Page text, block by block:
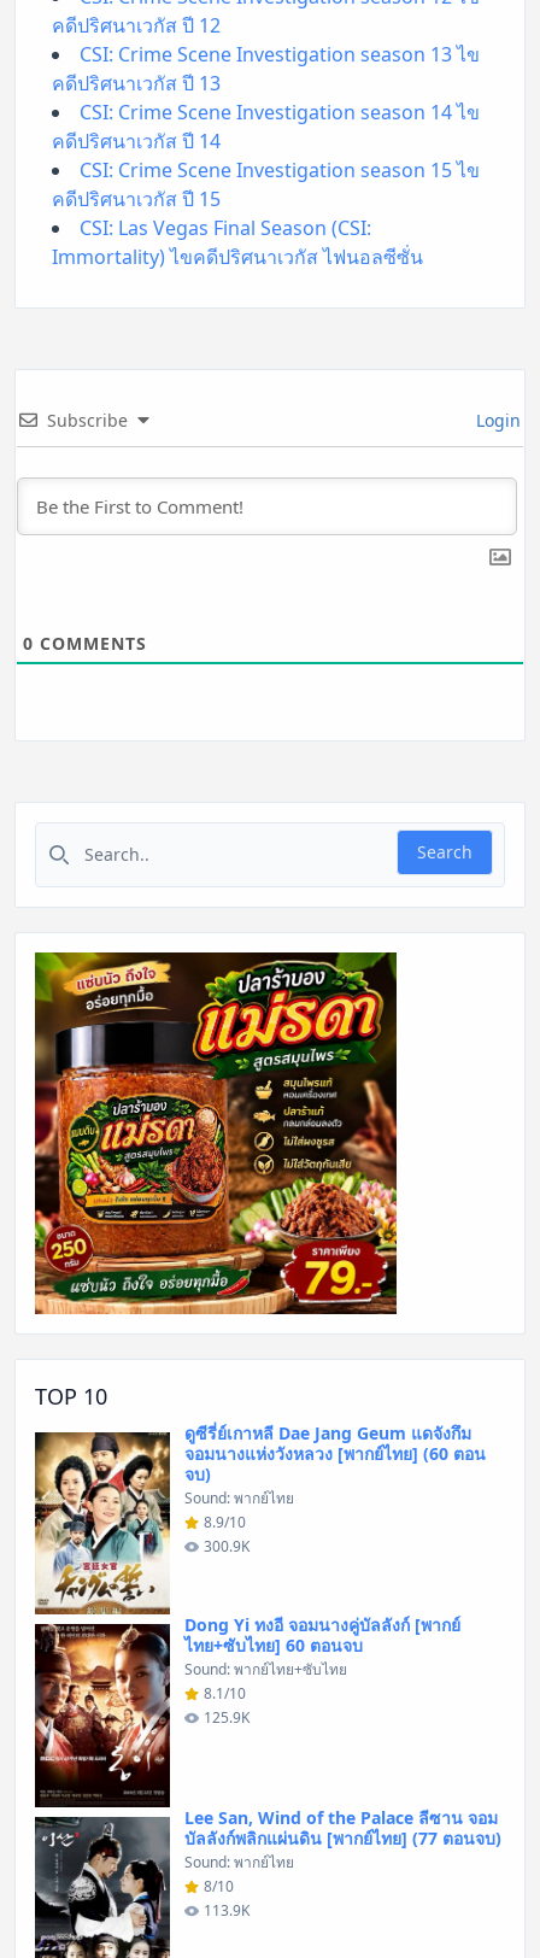
คดีปริศนาเวกัส ปี 12
CSI: Crime Scene Investigation season 13 ไข
คดีปริศนาเวกัส ปี 13
CSI: Crime Scene Investigation season 14 ไข
คดีปริศนาเวกัส ปี 14
CSI: Crime Scene Investigation season 15 ไข
คดีปริศนาเวกัส ปี 15
CSI: Las Vegas Final Season (CSI:
Immortality) ไขคดีปริศนาเวกัส ไฟนอลซีซั่น
Subscribe Login
0 COMMENTS
Search for:
Search
TOP 10
ดูซีรี่ย์เกาหลี Dae Jang Geum แดจังกึม
จอมนางแห่งวังหลวง [พากย์ไทย] (60 ตอน
จบ)
Sound: พากย์ไทย
8.9/10
300.9K
Dong Yi ทงอี จอมนางคู่บัลลังก์ [พากย์
ไทย+ซับไทย] 60 ตอนจบ
Sound: พากย์ไทย+ซับไทย
8.1/10
125.9K
Lee San, Wind of the Palace ลีซาน จอม
บัลลังก์พลิกแผ่นดิน [พากย์ไทย] (77 ตอนจบ)
Sound: พากย์ไทย
8/10
113.9K